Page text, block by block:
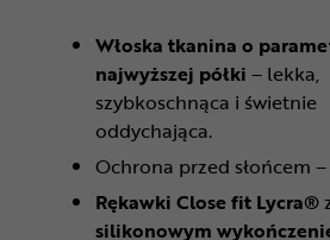
Włoska tkanina o
najwyższej półki – lekka,
szybkoschnąca i świetnie
oddychająca.
Ochrona przed słońcem –
Rękawki Close fit Lycra®
silikonowym